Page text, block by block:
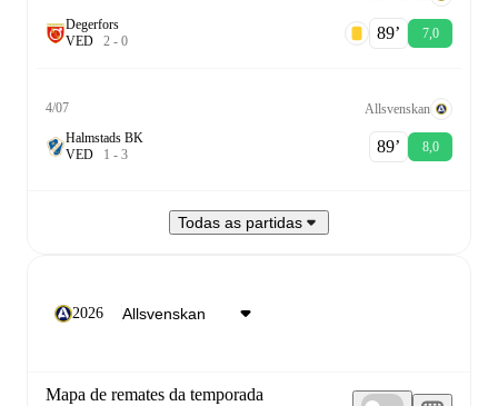
Degerfors
VED 2 - 0 89‎’‎ 7,0
4/07
Allsvenskan
Halmstads BK
VED 1 - 3 89‎’‎ 8,0
Todas as partidas
2026
Mapa de remates da temporada